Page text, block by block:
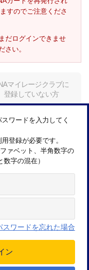
すのでご注意くださ
だログインできませ
さい。
マイレージクラブに
登録していない方
ワードを入力してく
登録が必要です。
ァベット、半角数字の
字の混在）
スワードを忘れた場合